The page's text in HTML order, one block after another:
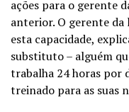
ações para o gerente
anterior. O gerente da
esta capacidade,
substituto – alguém
trabalha 24 horas por
treinado para as suas